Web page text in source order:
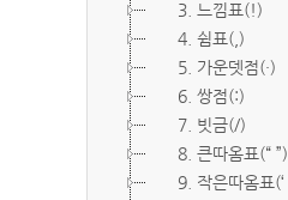
3. 느낌표(!)
4. 쉼표(,)
5. 가운뎃점(·)
6. 쌍점(:)
7. 빗금(/)
8. 큰따옴표(“ ”)
9. 작은따옴표(‘